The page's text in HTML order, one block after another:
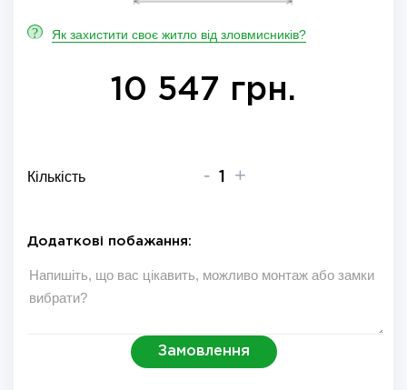
? Як захистити своє житло від зловмисників?
10 547 грн.
Кількість - +
Додаткові побажання:
Замовлення